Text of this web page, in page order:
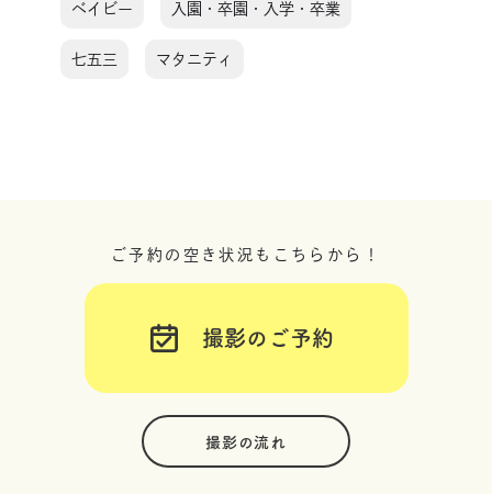
ベイビー 入園・卒園・入学・卒業
七五三 マタニティ
ご予約の空き状況もこちらから！
撮影のご予約
撮影の流れ